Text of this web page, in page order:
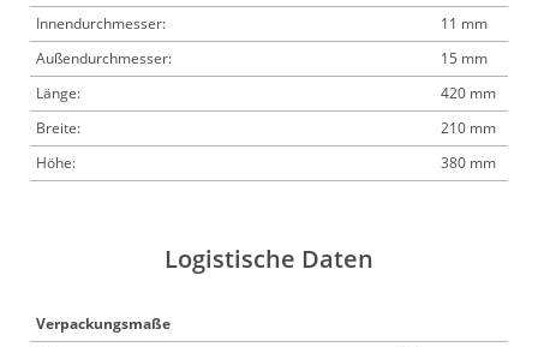
Innendurchmesser:
11 mm
Außendurchmesser:
15 mm
Länge:
420 mm
Breite:
210 mm
Höhe:
380 mm
Logistische Daten
Verpackungsmaße